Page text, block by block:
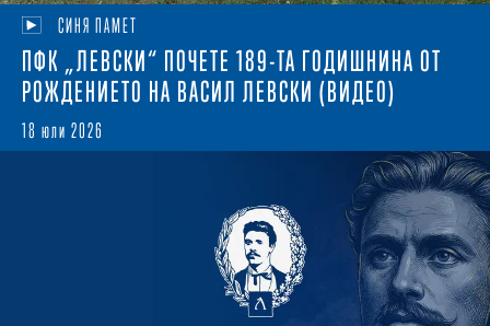
СИНЯ ПАМЕТ
ПФК „ЛЕВСКИ“ ПОЧЕТЕ 189-ТА ГОДИШНИНА ОТ
РОЖДЕНИЕТО НА ВАСИЛ ЛЕВСКИ (ВИДЕО)
18 юли 2026